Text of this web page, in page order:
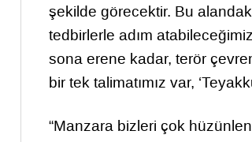
şekilde görecektir. Bu
tedbirlerle adım
sona erene kadar, terör
bir tek talimatımız var,
“Manzara bizleri çok